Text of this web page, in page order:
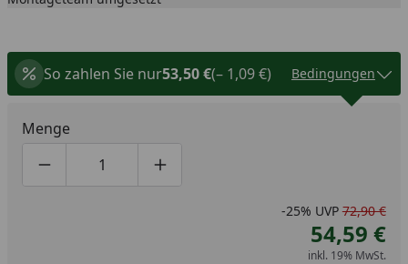
So zahlen Sie nur53,50 €(– 1,09 €) Bedingungen
Menge
Produktmenge um eins verringern
Produktmenge manuell eingeben
Produktmenge um eins erhöhen
-25% UVP 72,90 €
54,59 €
inkl. 19% MwSt.